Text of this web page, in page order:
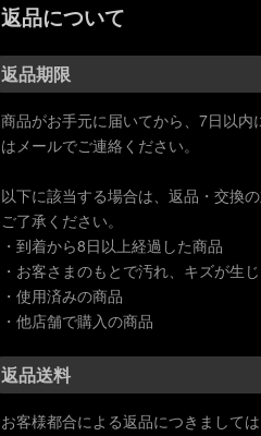
返品について
返品期限
商品がお手元に届いてから、7日以内
はメールでご連絡ください。
以下に該当する場合は、返品・交換
ご了承ください。
・到着から8日以上経過した商品
・お客さまのもとで汚れ、キズが生
・使用済みの商品
・他店舗で購入の商品
返品送料
お客様都合による返品につきまして